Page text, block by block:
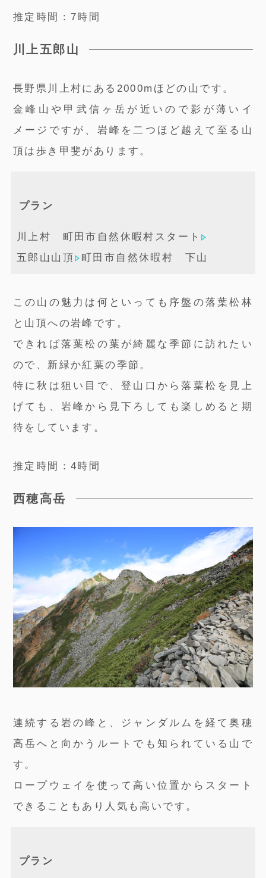
推定時間：7時間
川上五郎山
長野県川上村にある2000mほどの山です。
金峰山や甲武信ヶ岳が近いので影が薄いイ
メージですが、岩峰を二つほど越えて至る山
頂は歩き甲斐があります。
プラン
川上村 町田市自然休暇村スタート
五郎山山頂
町田市自然休暇村 下山
この山の魅力は何といっても序盤の落葉松林
と山頂への岩峰です。
できれば落葉松の葉が綺麗な季節に訪れたい
ので、新緑か紅葉の季節。
特に秋は狙い目で、登山口から落葉松を見上
げても、岩峰から見下ろしても楽しめると期
待をしています。
推定時間：4時間
西穂高岳
連続する岩の峰と、ジャンダルムを経て奥穂
高岳へと向かうルートでも知られている山で
す。
ロープウェイを使って高い位置からスタート
できることもあり人気も高いです。
プラン